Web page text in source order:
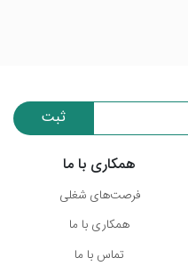
ثبت
همکاری با ما
فرصت‌های شغلی
همکاری با ما
تماس با ما